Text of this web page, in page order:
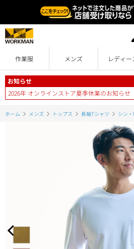
作業服 メンズ レディー
お知らせ
2026年 オンラインストア夏季休業のお知らせ
ホーム メンズ トップス 長袖Tシャツ シン